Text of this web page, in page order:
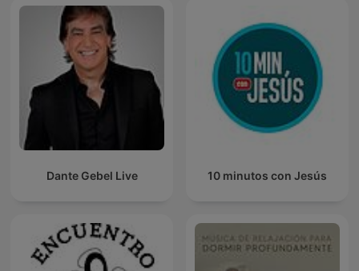
Dante Gebel Live 10 minutos con Jesús